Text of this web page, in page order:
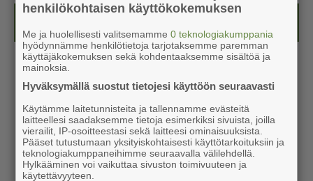
henkilökohtaisen käyttökokemuksen
Me ja huolellisesti valitsemamme0 teknologiakumppania
hyödynnämme henkilötietoja tarjotaksemme paremman
käyttäjäkokemuksen sekä kohdentaaksemme sisältöä ja
mainoksia.
Hyväksymällä suostut tietojesi käyttöön seuraavasti
Käytämme laitetunnisteita ja tallennamme evästeitä
laitteellesi saadaksemme tietoja esimerkiksi sivuista, joilla
vierailit, IP-osoitteestasi sekä laitteesi ominaisuuksista.
Pääset tutustumaan yksityiskohtaisesti käyttötarkoituksiin ja
teknologiakumppaneihimme seuraavalla välilehdellä.
Hylkääminen voi vaikuttaa sivuston toimivuuteen ja
käytettävyyteen.